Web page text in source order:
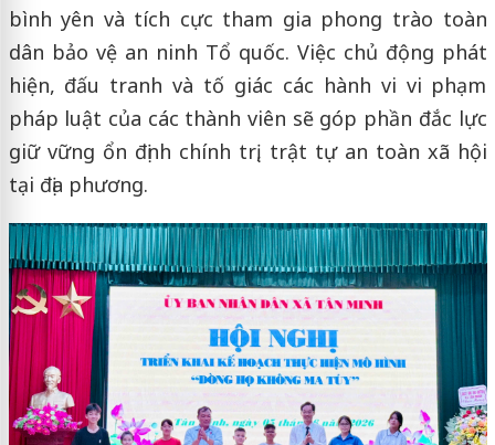
bình yên và tích cực tham gia phong trào toàn
dân bảo vệ an ninh Tổ quốc. Việc chủ động phát
hiện, đấu tranh và tố giác các hành vi vi phạm
pháp luật của các thành viên sẽ góp phần đắc lực
giữ vững ổn định chính trị, trật tự an toàn xã hội
tại địa phương.